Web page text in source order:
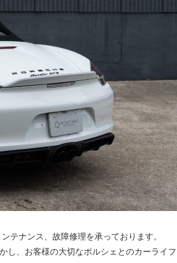
テナンス、故障修理を承っております。
し、お客様の大切なポルシェとのカーライフ